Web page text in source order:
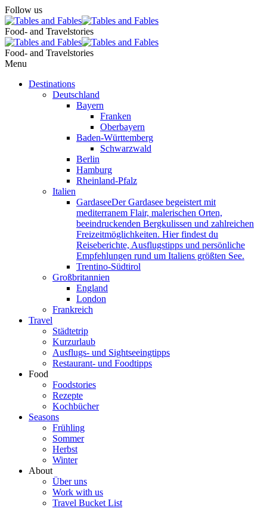
Follow us
Food- and Travelstories
Food- and Travelstories
Menu
Destinations
Deutschland
Bayern
Franken
Oberbayern
Baden-Württemberg
Schwarzwald
Berlin
Hamburg
Rheinland-Pfalz
Italien
GardaseeDer Gardasee begeistert mit
mediterranem Flair, malerischen Orten,
beeindruckenden Bergkulissen und zahlreichen
Freizeitmöglichkeiten. Hier findest du
Reiseberichte, Ausflugstipps und persönliche
Empfehlungen rund um Italiens größten See.
Trentino-Südtirol
Großbritannien
England
London
Frankreich
Travel
Städtetrip
Kurzurlaub
Ausflugs- und Sightseeingtipps
Restaurant- und Foodtipps
Food
Foodstories
Rezepte
Kochbücher
Seasons
Frühling
Sommer
Herbst
Winter
About
Über uns
Work with us
Travel Bucket List